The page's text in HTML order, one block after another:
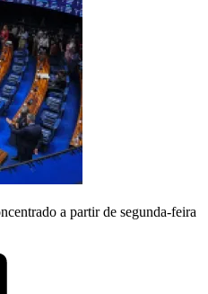
a partir de segunda-feira